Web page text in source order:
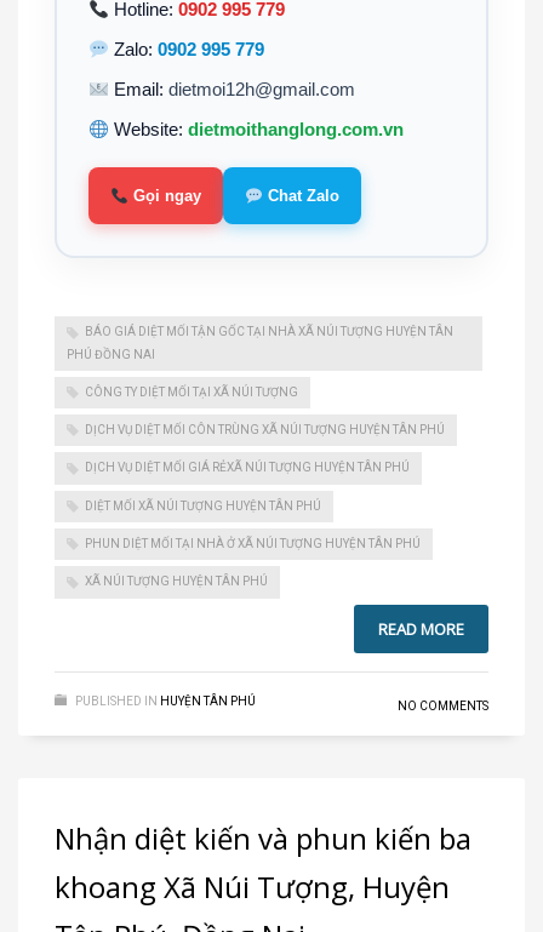
Hotline:0902 995 779
Zalo:0902 995 779
Email:dietmoi12h@gmail.com
Website:dietmoithanglong.com.vn
Gọi ngay Chat Zalo
BÁO GIÁ DIỆT MỐI TẬN GỐC TẠI NHÀ XÃ NÚI TƯỢNG HUYỆN TÂN
PHÚ ĐỒNG NAI
CÔNG TY DIỆT MỐI TẠI XÃ NÚI TƯỢNG
DỊCH VỤ DIỆT MỐI CÔN TRÙNG XÃ NÚI TƯỢNG HUYỆN TÂN PHÚ
DỊCH VỤ DIỆT MỐI GIÁ RẺXÃ NÚI TƯỢNG HUYỆN TÂN PHÚ
DIỆT MỐI XÃ NÚI TƯỢNG HUYỆN TÂN PHÚ
PHUN DIỆT MỐI TẠI NHÀ Ở XÃ NÚI TƯỢNG HUYỆN TÂN PHÚ
XÃ NÚI TƯỢNG HUYỆN TÂN PHÚ
READ MORE
PUBLISHED IN HUYỆN TÂN PHÚ NO COMMENTS
Nhận diệt kiến và phun kiến ba
khoang Xã Núi Tượng, Huyện